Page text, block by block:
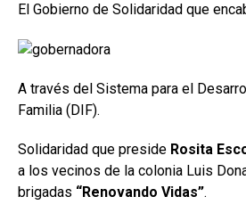
El Gobierno de Solidaridad que
A través del Sistema para el
Familia (DIF).
Solidaridad que preside Rosita
a los vecinos de la colonia Luis
brigadas “Renovando Vidas”.